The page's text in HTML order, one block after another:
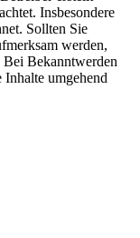
Insbesondere
Sollten Sie
werden,
Bekanntwerden
umgehend